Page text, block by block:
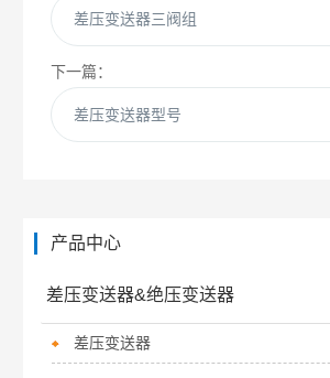
差压变送器三阀组
下一篇：
差压变送器型号
产品中心
差压变送器&绝压变送器
差压变送器